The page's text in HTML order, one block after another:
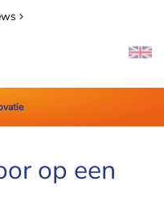
op een